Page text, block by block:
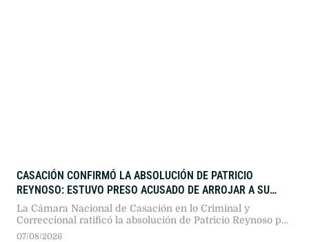
CASACIÓN CONFIRMÓ LA ABSOLUCIÓN DE PATRICIO
REYNOSO: ESTUVO PRESO ACUSADO DE ARROJAR A SU
NOVIA DESDE UN BALCÓN
La Cámara Nacional de Casación en lo Criminal y
Correccional ratificó la absolución de Patricio Reynoso por
la caída y muerte de su novia, Pilar Riesco, en 2020. El
07/08/2026